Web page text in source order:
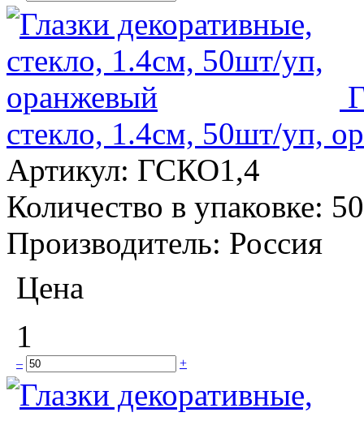
стекло, 1.4см, 50шт/уп,
Артикул: ГСКО1,4
Количество в упаковке: 50
Производитель: Россия
Цена
1
– +